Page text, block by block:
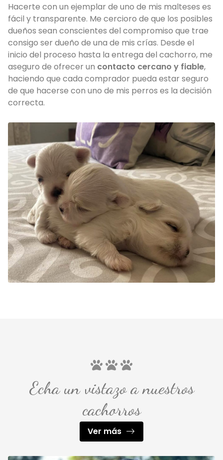
Hacerte con un ejemplar de uno de mis malteses es
fácil y transparente. Me cercioro de que los posibles
dueños sean conscientes del compromiso que trae
consigo ser dueño de una de mis crías. Desde el
inicio del proceso hasta la entrega del cachorro, me
aseguro de ofrecer un contacto cercano y fiable,
haciendo que cada comprador pueda estar seguro
de que hacerse con uno de mis perros es la decisión
correcta.
Echa un vistazo a nuestros
cachorros
Ver más